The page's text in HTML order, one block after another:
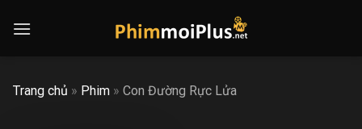
Trang chủ » Phim » Con Đường Rực Lửa